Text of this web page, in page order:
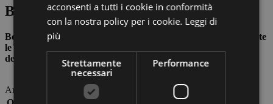
Benvenuti
Benvenuti nel sito dell’aeroporto di Bolzano. Qui troverete tutte
le informazioni più importanti relative allo scalo regionale
dell’Alto Adige, alle sue strutture e ai suoi servizi.
Arrivi
acconsenti a tutti i cookie in conformità
con la nostra policy per i cookie. Leggi di
più
Strettamente
necessari
Performance